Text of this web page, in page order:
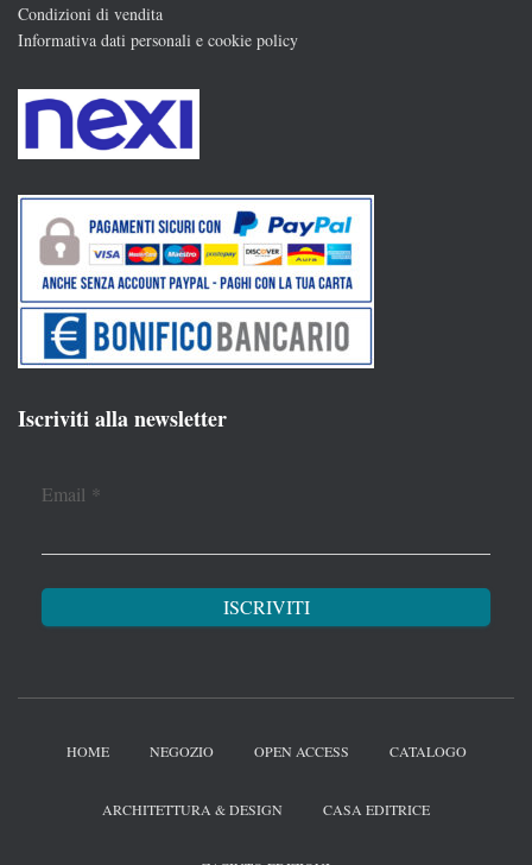
Condizioni di vendita
Informativa dati personali e cookie policy
Iscriviti alla newsletter
Email *
HOME NEGOZIO OPEN ACCESS CATALOGO
ARCHITETTURA & DESIGN CASA EDITRICE